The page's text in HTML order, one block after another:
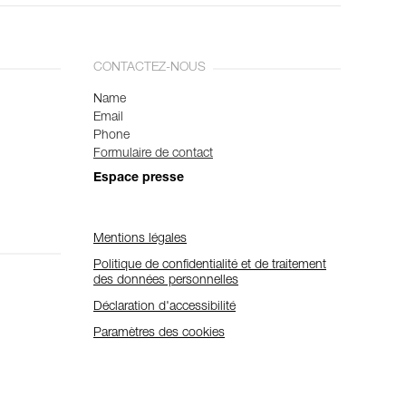
CONTACTEZ-NOUS
Name
Email
Phone
Formulaire de contact
Espace presse
Mentions légales
Politique de confidentialité et de traitement
des données personnelles
Déclaration d'accessibilité
Paramètres des cookies